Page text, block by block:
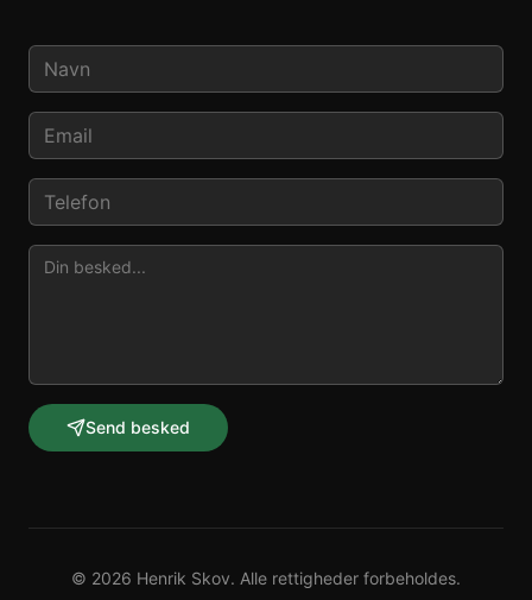
Send besked
© 2026 Henrik Skov. Alle rettigheder forbeholdes.